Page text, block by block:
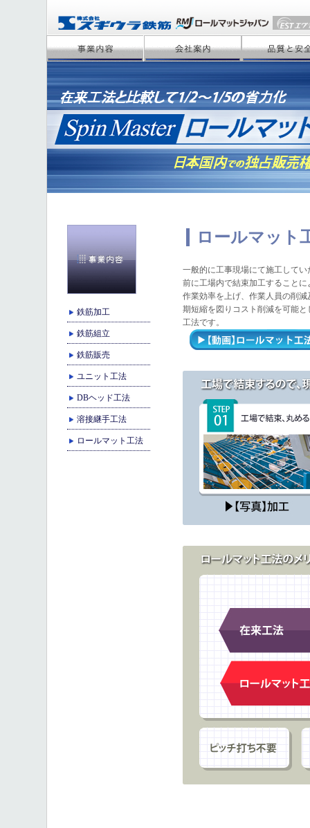
ロールマット
一般的に工事現場にて施工してい
前に工場内で結束加工することに
作業効率を上げ、作業人員の削減
期短縮を図りコスト削減を可能と
工法です。
鉄筋加工
鉄筋組立
鉄筋販売
ユニット工法
DBヘッド工法
溶接継手工法
ロールマット工法